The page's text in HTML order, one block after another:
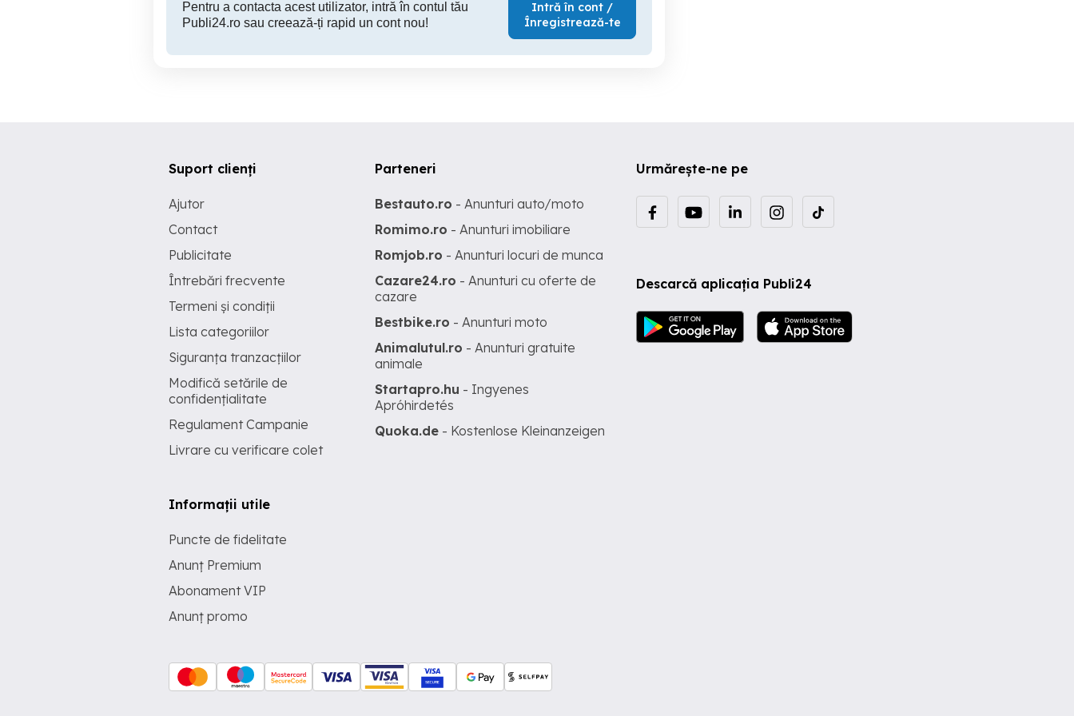
Pentru a contacta acest utilizator, intră în contul tău
Publi24.ro sau creează-ți rapid un cont nou!
Intră în cont /
Înregistrează-te
Urmărește-ne pe
Descarcă aplicația Publi24
Suport clienți
Ajutor
Contact
Publicitate
Întrebări frecvente
Termeni și condiții
Lista categoriilor
Siguranța tranzacțiilor
Modifică setările de
confidențialitate
Regulament Campanie
Livrare cu verificare colet
Informații utile
Puncte de fidelitate
Anunț Premium
Abonament VIP
Anunț promo
Parteneri
Bestauto.ro - Anunturi auto/moto
Romimo.ro - Anunturi imobiliare
Romjob.ro - Anunturi locuri de munca
Cazare24.ro - Anunturi cu oferte de
cazare
Bestbike.ro - Anunturi moto
Animalutul.ro - Anunturi gratuite
animale
Startapro.hu - Ingyenes
Apróhirdetés
Quoka.de - Kostenlose Kleinanzeigen